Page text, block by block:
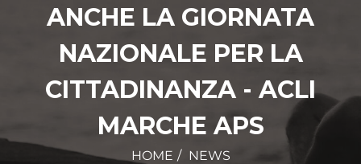
ANCHE LA GIORNATA
NAZIONALE PER LA
CITTADINANZA - ACLI
MARCHE APS
HOME
NEWS